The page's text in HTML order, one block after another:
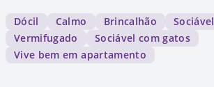
Dócil Calmo Brincalhão Sociável
Vermifugado
Sociável com gatos
Vive bem em apartamento